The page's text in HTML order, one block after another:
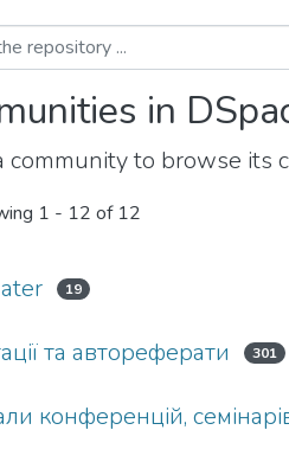
in
community to browse its
1 - 12 of 12
19
та автореферати 301
конференцій,